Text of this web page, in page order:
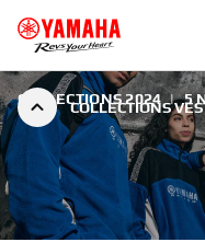
COLLECTIONS
COLLECTIONS 2024 | 5